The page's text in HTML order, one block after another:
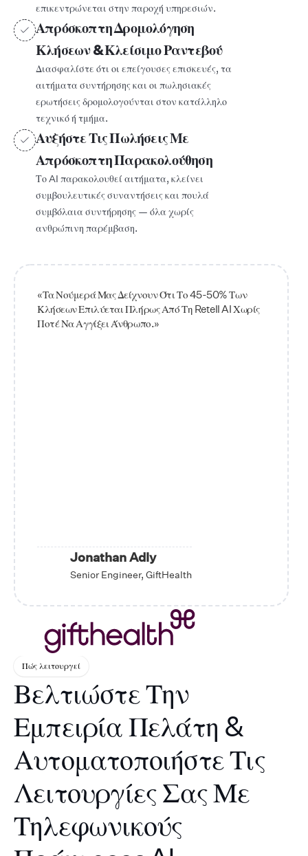
επικεντρώνεται στην παροχή υπηρεσιών.
Απρόσκοπτη Δρομολόγηση
Κλήσεων & Κλείσιμο Ραντεβού
Διασφαλίστε ότι οι επείγουσες επισκευές, τα
αιτήματα συντήρησης και οι πωλησιακές
ερωτήσεις δρομολογούνται στον κατάλληλο
τεχνικό ή τμήμα.
Αυξήστε Τις Πωλήσεις Με
Απρόσκοπτη Παρακολούθηση
Το AI παρακολουθεί αιτήματα, κλείνει
συμβουλευτικές συναντήσεις και πουλά
συμβόλαια συντήρησης — όλα χωρίς
ανθρώπινη παρέμβαση.
«Τα Νούμερά Μας Δείχνουν Ότι Το 45-50% Των
Κλήσεων Επιλύεται Πλήρως Από Τη Retell AI Χωρίς
Ποτέ Να Αγγίξει Άνθρωπο.»
Jonathan Adly
Senior Engineer, GiftHealth
Πώς λειτουργεί
Βελτιώστε Την
Εμπειρία Πελάτη &
Αυτοματοποιήστε Τις
Λειτουργίες Σας Με
Τηλεφωνικούς